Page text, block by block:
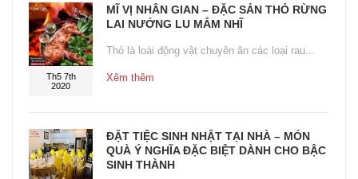
Th5 7th
2020
MĨ VỊ NHÂN GIAN – ĐẶC SẢN THỎ RỪNG
LAI NƯỚNG LU MẮM NHĨ
Thỏ là loài động vật chuyên ăn các loại rau...
Xêm thêm
ĐẶT TIỆC SINH NHẬT TẠI NHÀ – MÓN
QUÀ Ý NGHĨA ĐẶC BIỆT DÀNH CHO BẬC
SINH THÀNH